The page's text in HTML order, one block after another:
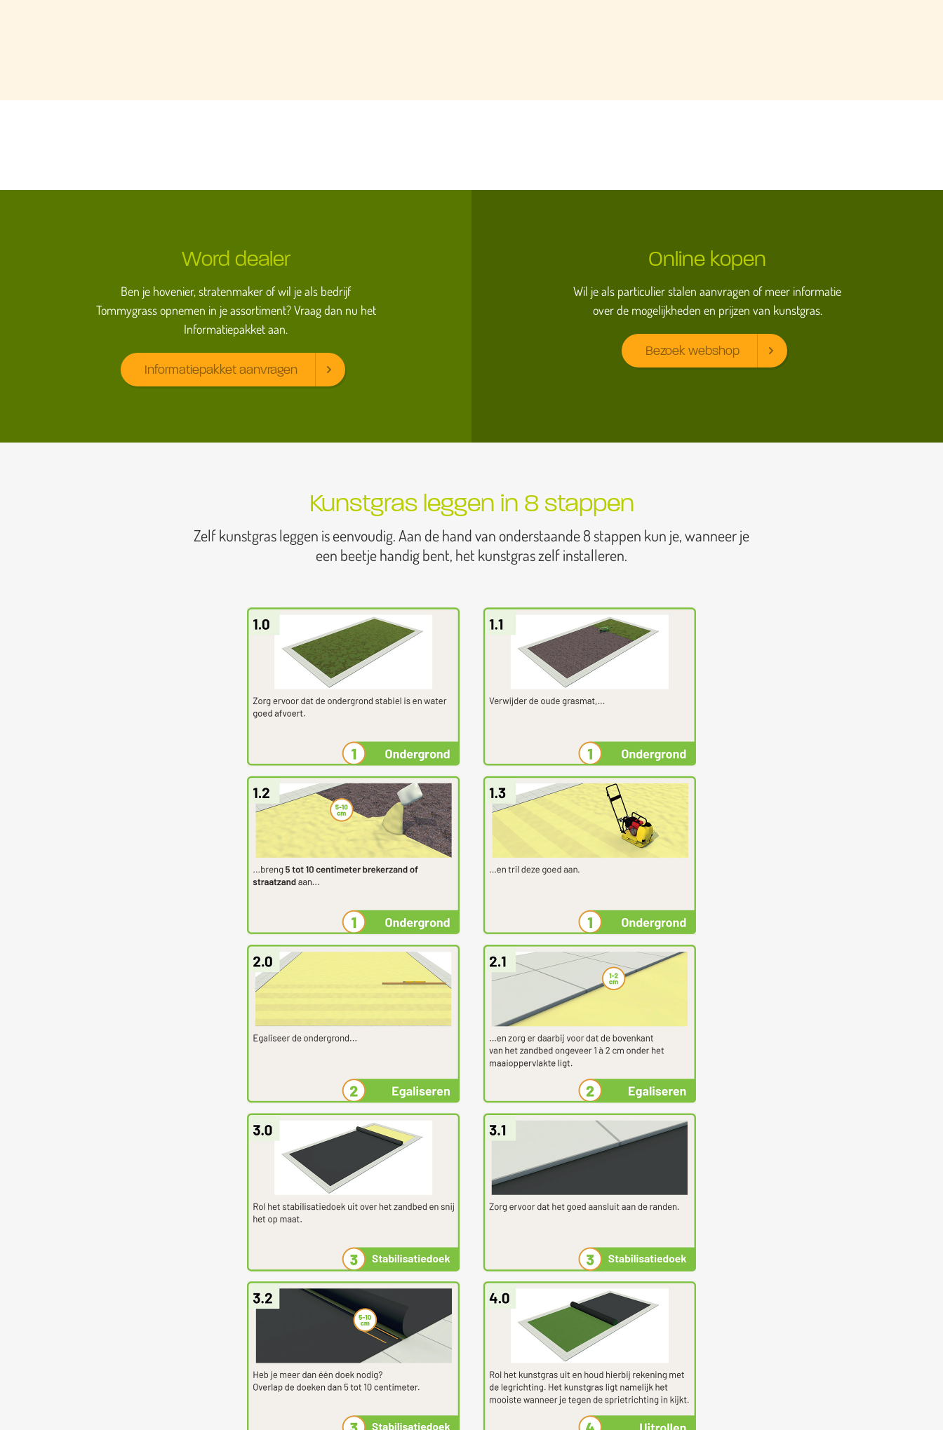
Word dealer
Ben je hovenier, stratenmaker of wil je als bedrijf
Tommygrass opnemen in je assortiment? Vraag dan nu het
Informatiepakket aan.
Informatiepakket aanvragen
Online kopen
Wil je als particulier stalen aanvragen of meer informatie
over de mogelijkheden en prijzen van kunstgras.
Bezoek webshop
Kunstgras leggen in 8 stappen
Zelf kunstgras leggen is eenvoudig. Aan de hand van onderstaande 8 stappen kun je, wanneer je
een beetje handig bent, het kunstgras zelf installeren.